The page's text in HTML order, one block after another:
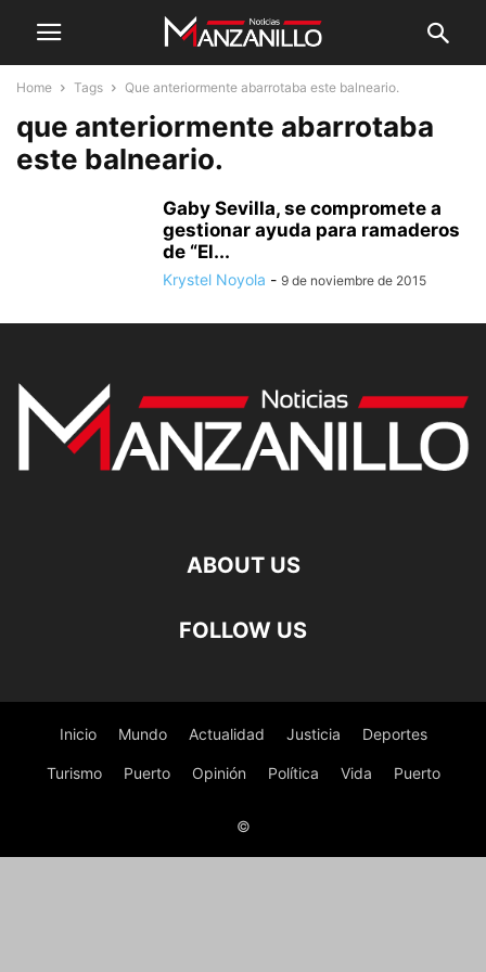
Home Tags Que anteriormente abarrotaba este balneario.
que anteriormente abarrotaba
este balneario.
Gaby Sevilla, se compromete a
gestionar ayuda para ramaderos
de “El...
Krystel Noyola - 9 de noviembre de 2015
ABOUT US
FOLLOW US
Inicio Mundo Actualidad Justicia Deportes
Turismo Puerto Opinión Política Vida Puerto
©